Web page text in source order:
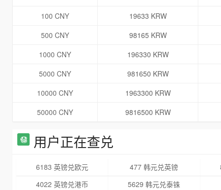
100 CNY
19633 KRW
500 CNY
98165 KRW
1000 CNY
196330 KRW
5000 CNY
981650 KRW
10000 CNY
1963300 KRW
50000 CNY
9816500 KRW
用户正在查兑
6183 英镑兑欧元 477 韩元兑英镑
4022 英镑兑港币
5629 韩元兑泰铢